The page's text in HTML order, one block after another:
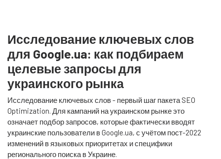
Исследование ключевых слов
для Google.ua: как подбираем
целевые запросы для
украинского рынка
Исследование ключевых слов - первый шаг пакета SEO
Optimization. Для кампаний на украинском рынке это
означает подбор запросов, которые фактически вводят
украинские пользователи в Google.ua, с учётом пост-2022
изменений в языковых приоритетах и специфики
регионального поиска в Украине.